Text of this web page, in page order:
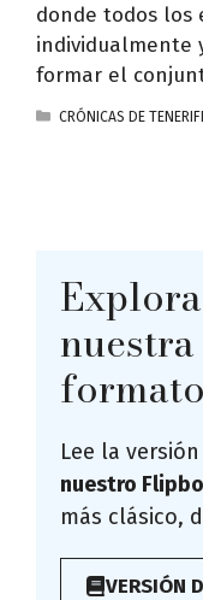
donde todos los
individualmente
formar el
CATEGORÍAS
CRÓNICAS DE
Lee la
nuestro
más clásico,
VERSIÓN